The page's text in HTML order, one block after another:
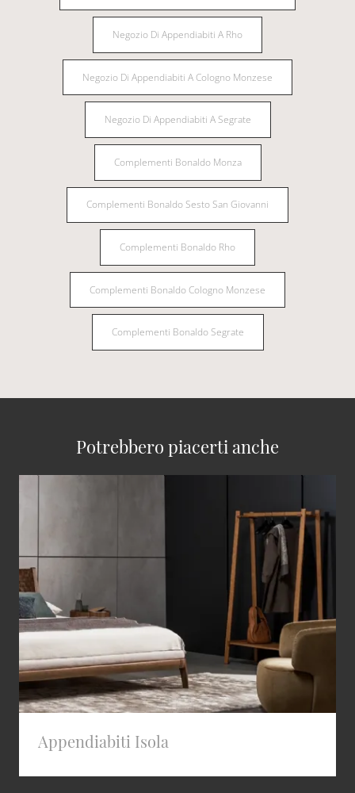
Negozio Di Appendiabiti A Rho
Negozio Di Appendiabiti A Cologno Monzese
Negozio Di Appendiabiti A Segrate
Complementi Bonaldo Monza
Complementi Bonaldo Sesto San Giovanni
Complementi Bonaldo Rho
Complementi Bonaldo Cologno Monzese
Complementi Bonaldo Segrate
Potrebbero piacerti anche
Appendiabiti Isola